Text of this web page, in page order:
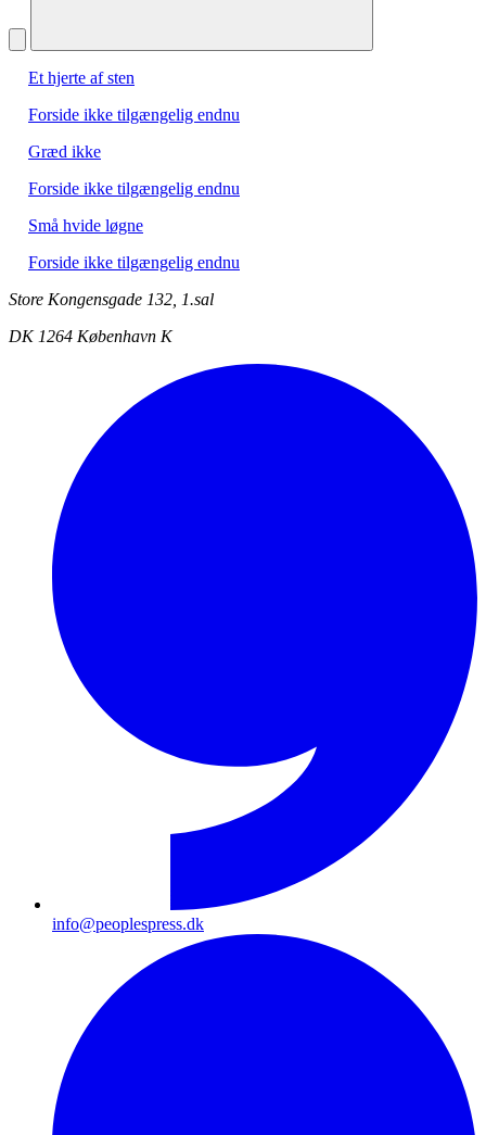
Et hjerte af sten
Forside ikke tilgængelig endnu
Græd ikke
Forside ikke tilgængelig endnu
Små hvide løgne
Forside ikke tilgængelig endnu
Store Kongensgade 132, 1.sal
DK 1264 København K
info@peoplespress.dk